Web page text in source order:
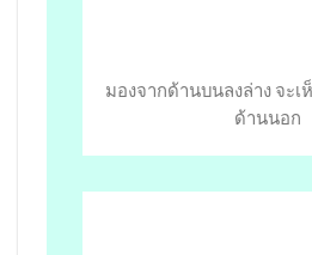
มองจากด้านบนลงล่าง จะ
ด้านนอก